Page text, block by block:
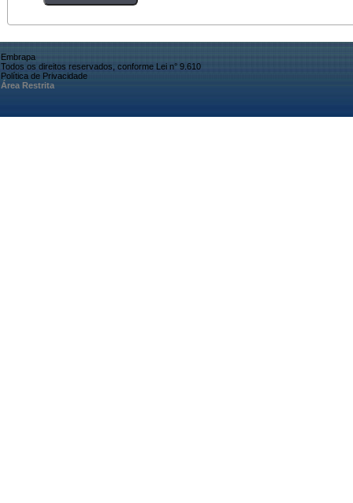
Embrapa
Todos os direitos reservados, conforme Lei n° 9.610
Política de Privacidade
Área Restrita